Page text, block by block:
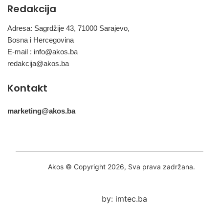
Redakcija
Adresa: Sagrdžije 43, 71000 Sarajevo,
Bosna i Hercegovina
E-mail : info@akos.ba
redakcija@akos.ba
Kontakt
marketing@akos.ba
Akos © Copyright 2026, Sva prava zadržana.
by: imtec.ba